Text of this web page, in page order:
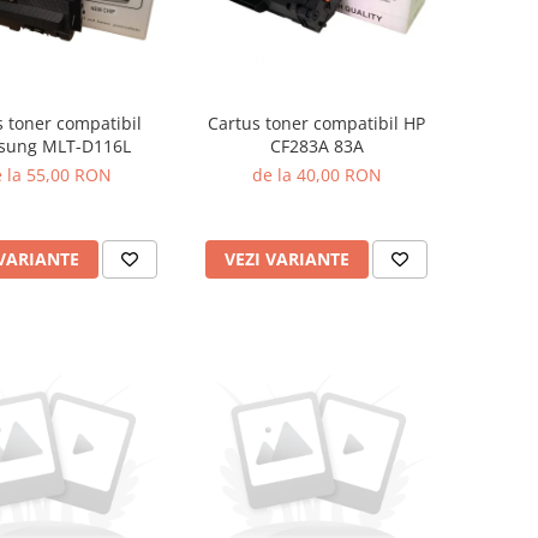
toner compatibil
MLT-D116L
la 55,00 RON
Cartus toner compatibil HP
CF283A 83A
de la 40,00 RON
VEZI VARIANTE